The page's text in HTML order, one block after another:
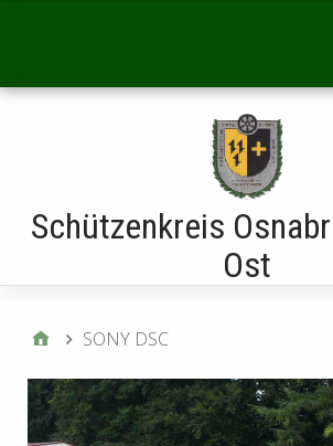
Schützenkreis
Ost
SONY DSC